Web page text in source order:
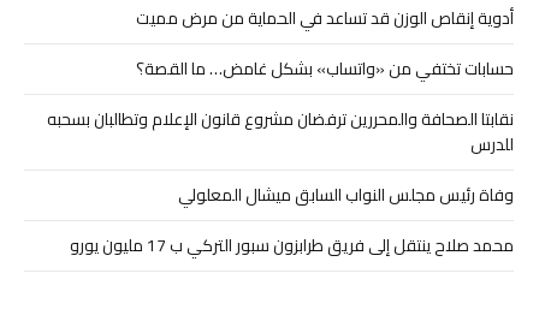
أدوية إنقاص الوزن قد تساعد في الحماية من مرض مميت
حسابات تختفي من «واتساب» بشكل غامض… ما القصة؟
نقابتا الصحافة والمحررين ترفضان مشروع قانون الإعلام وتطالبان بسحبه
للدرس
وفاة رئيس مجلس النواب السابق ميشال المعلولي
محمد صلاح ينتقل إلى فريق طرابزون سبور التركي ب 17 مليون يورو